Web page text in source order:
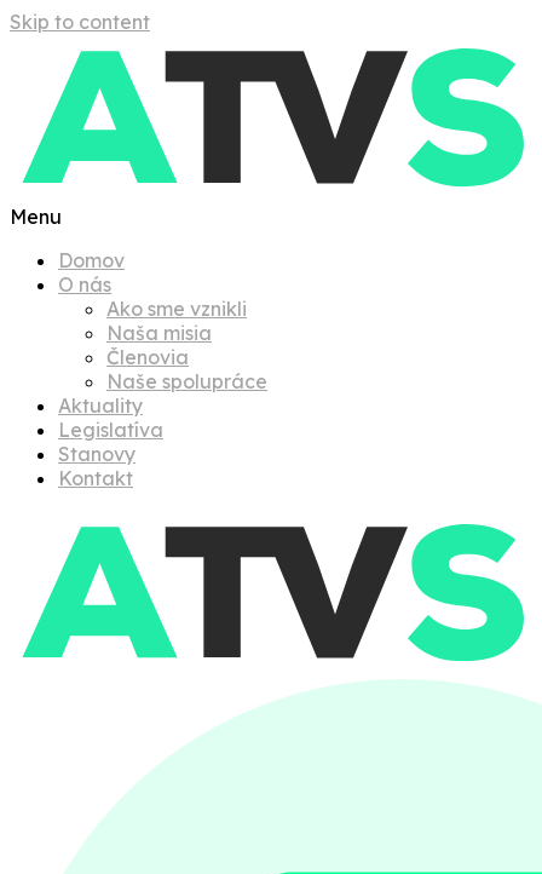
Skip to content
Menu
Domov
O nás
Ako sme vznikli
Naša misia
Členovia
Naše spolupráce
Aktuality
Legislatíva
Stanovy
Kontakt